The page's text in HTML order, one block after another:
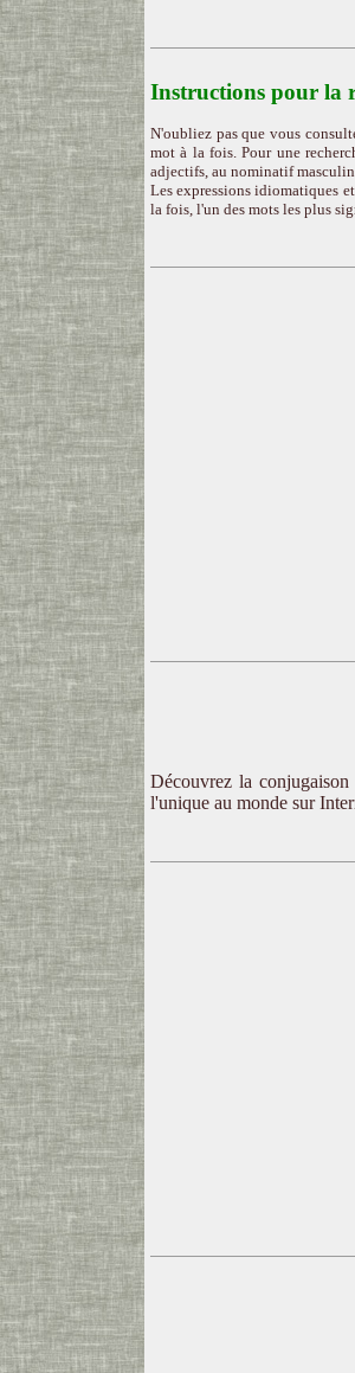
Instructions pour la
N'oubliez pas que vous
mot à la fois. Pour une
adjectifs, au nominatif
Les expressions idiomatiques
la fois, l'un des mots les plus
Découvrez la
l'unique au monde sur